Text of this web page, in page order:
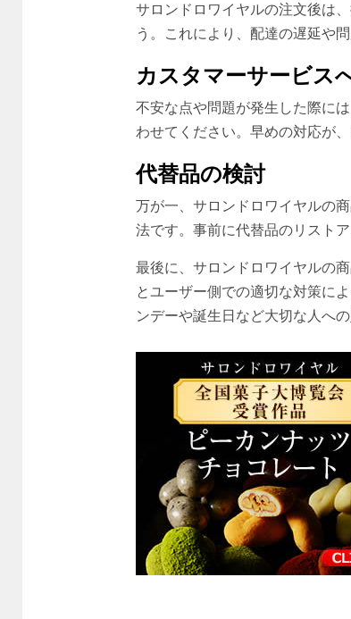
サロンドロワイヤルの注文後は
う。これにより、配達の遅延や
カスタマーサービス
不安な点や問題が発生した際に
わせてください。早めの対応が
代替品の検討
万が一、サロンドロワイヤルの
法です。事前に代替品のリスト
最後に、サロンドロワイヤルの
とユーザー側での適切な対策に
ンデーや誕生日など大切な人へ